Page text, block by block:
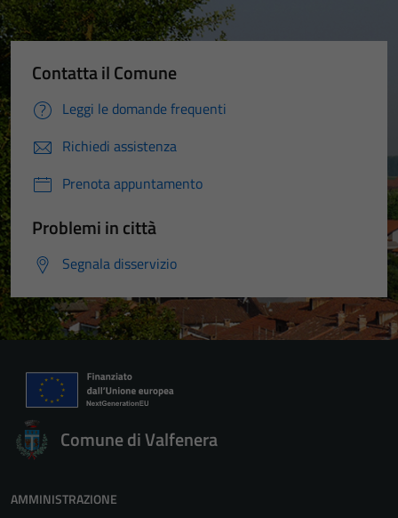
Contatta il Comune
Leggi le domande frequenti
Richiedi assistenza
Prenota appuntamento
Problemi in città
Segnala disservizio
Comune di Valfenera
AMMINISTRAZIONE